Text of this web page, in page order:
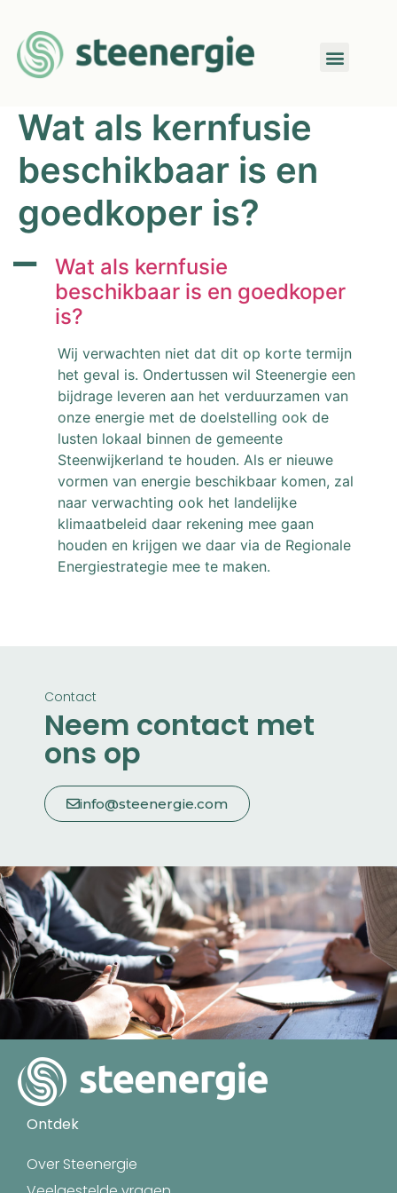
Wat als kernfusie
beschikbaar is en
goedkoper is?
A
Wat als kernfusie
beschikbaar is en goedkoper
is?
Wij verwachten niet dat dit op korte termijn
het geval is. Ondertussen wil Steenergie een
bijdrage leveren aan het verduurzamen van
onze energie met de doelstelling ook de
lusten lokaal binnen de gemeente
Steenwijkerland te houden. Als er nieuwe
vormen van energie beschikbaar komen, zal
naar verwachting ook het landelijke
klimaatbeleid daar rekening mee gaan
houden en krijgen we daar via de Regionale
Energiestrategie mee te maken.
Contact
Neem contact met
ons op
info@steenergie.com
Ontdek
Over Steenergie